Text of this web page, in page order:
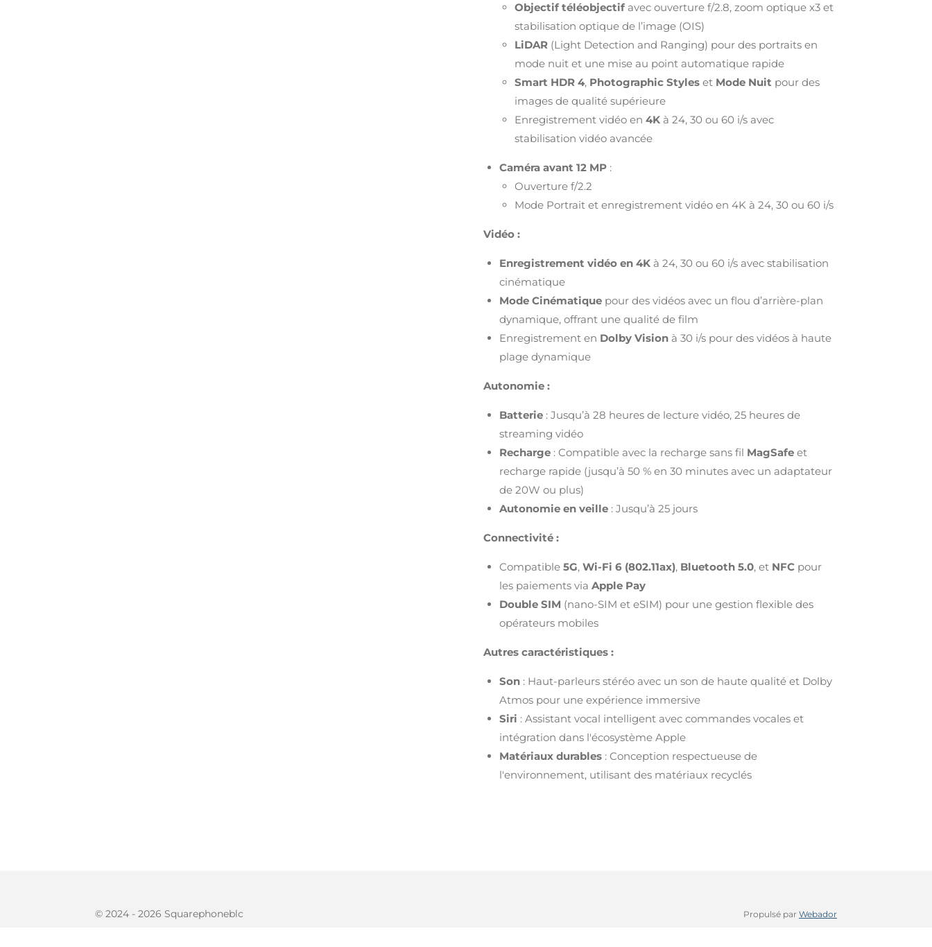
Objectif téléobjectif avec ouverture f/2.8, zoom optique x3 et
stabilisation optique de l’image (OIS)
LiDAR (Light Detection and Ranging) pour des portraits en
mode nuit et une mise au point automatique rapide
Smart HDR 4, Photographic Styles et Mode Nuit pour des
images de qualité supérieure
Enregistrement vidéo en 4K à 24, 30 ou 60 i/s avec
stabilisation vidéo avancée
Caméra avant 12 MP:
Ouverture f/2.2
Mode Portrait et enregistrement vidéo en 4K à 24, 30 ou 60 i/s
Vidéo :
Enregistrement vidéo en 4Kà 24, 30 ou 60 i/s avec stabilisation
cinématique
Mode Cinématiquepour des vidéos avec un flou d’arrière-plan
dynamique, offrant une qualité de film
Enregistrement en Dolby Visionà 30 i/s pour des vidéos à haute
plage dynamique
Autonomie :
Batterie: Jusqu’à 28 heures de lecture vidéo, 25 heures de
streaming vidéo
Recharge: Compatible avec la recharge sans fil MagSafeet
recharge rapide (jusqu’à 50 % en 30 minutes avec un adaptateur
de 20W ou plus)
Autonomie en veille: Jusqu’à 25 jours
Connectivité :
Compatible 5G, Wi-Fi 6 (802.11ax), Bluetooth 5.0, et NFCpour
les paiements via Apple Pay
Double SIM (nano-SIM et eSIM) pour une gestion flexible des
opérateurs mobiles
Autres caractéristiques :
Son: Haut-parleurs stéréo avec un son de haute qualité et Dolby
Atmos pour une expérience immersive
Siri : Assistant vocal intelligent avec commandes vocales et
intégration dans l'écosystème Apple
Matériaux durables: Conception respectueuse de
l'environnement, utilisant des matériaux recyclés
© 2024 - 2026 Squarephoneblc Propulsé par Webador